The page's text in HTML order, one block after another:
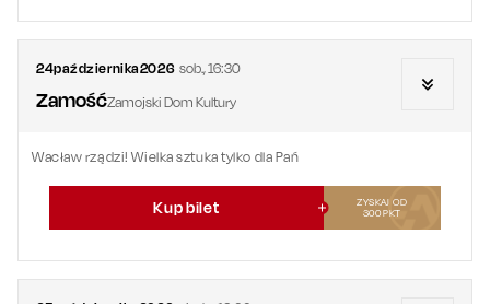
24października2026 sob.,16:30
ZamośćZamojski Dom Kultury
Wacław rządzi! Wielka sztuka tylko dla Pań
Kup bilet
ZYSKAJ OD
300PKT